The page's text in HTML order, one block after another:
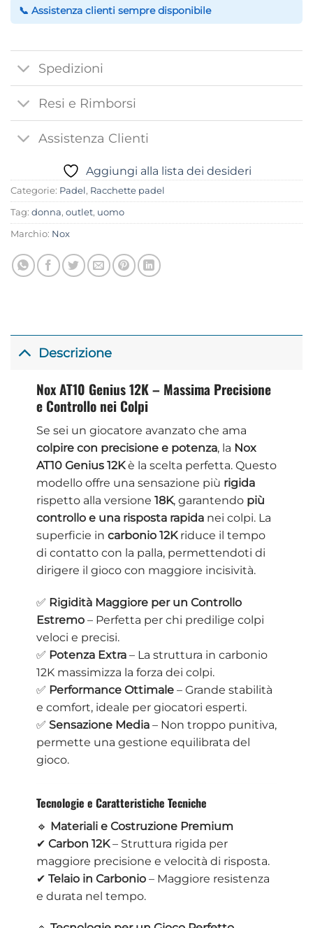
📞 Assistenza clienti sempre disponibile
Spedizioni
Resi e Rimborsi
Assistenza Clienti
Aggiungi alla lista dei desideri
Categorie: Padel, Racchette padel
Tag: donna, outlet, uomo
Marchio: Nox
Descrizione
Nox AT10 Genius 12K – Massima Precisione
e Controllo nei Colpi
Se sei un giocatore avanzato che ama
colpire con precisione e potenza, la Nox
AT10 Genius 12Kè la scelta perfetta. Questo
modello offre una sensazione più rigida
rispetto alla versione 18K, garantendo più
controllo e una risposta rapidanei colpi. La
superficie in carbonio 12Kriduce il tempo
di contatto con la palla, permettendoti di
dirigere il gioco con maggiore incisività.
✅ Rigidità Maggiore per un Controllo
Estremo– Perfetta per chi predilige colpi
veloci e precisi.
✅ Potenza Extra– La struttura in carbonio
12K massimizza la forza dei colpi.
✅ Performance Ottimale– Grande stabilità
e comfort, ideale per giocatori esperti.
✅ Sensazione Media– Non troppo punitiva,
permette una gestione equilibrata del
gioco.
Tecnologie e Caratteristiche Tecniche
🔹 Materiali e Costruzione Premium
✔ Carbon 12K– Struttura rigida per
maggiore precisione e velocità di risposta.
✔ Telaio in Carbonio– Maggiore resistenza
e durata nel tempo.